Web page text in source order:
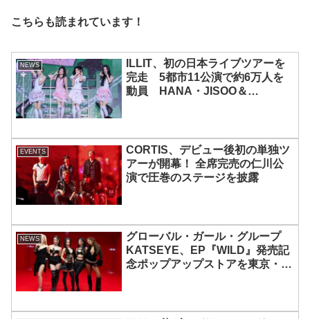
こちらも読まれています！
NEWS
ILLIT、初の日本ライブツアーを
完走 5都市11公演で約6万人を
動員 HANA・JISOO＆
EVENTS
CORTIS、デビュー後初の単独ツ
アーが開幕！ 全席完売の仁川公
演で圧巻のステージを披露
NEWS
グローバル・ガール・グループ
KATSEYE、EP『WILD』発売記
念ポップアップストアを東京・原